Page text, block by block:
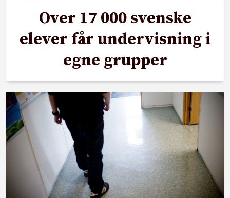
Over 17 000 svenske
elever får undervisning i
egne grupper